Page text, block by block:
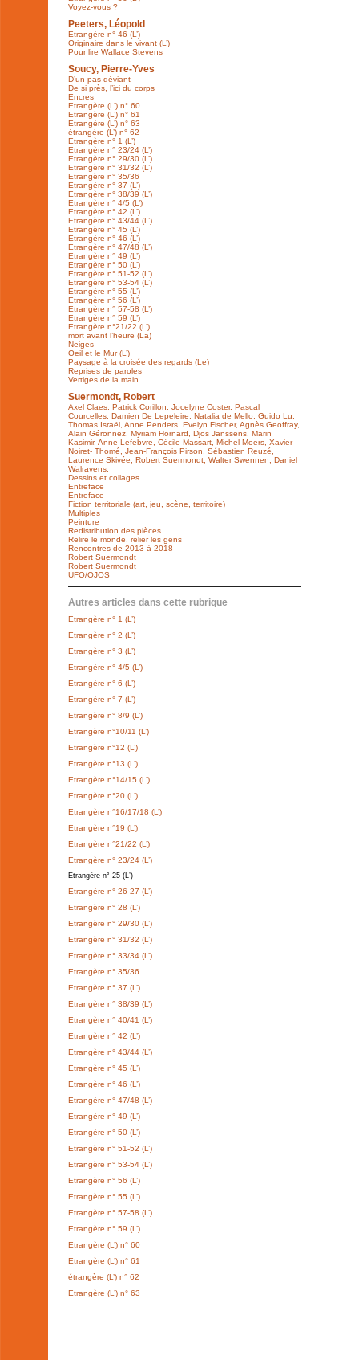
Voyez-vous ?
Peeters, Léopold
Etrangère n° 46 (L’)
Originaire dans le vivant (L’)
Pour lire Wallace Stevens
Soucy, Pierre-Yves
D’un pas déviant
De si près, l’ici du corps
Encres
Etrangère (L’) n° 60
Etrangère (L’) n° 61
Etrangère (L’) n° 63
étrangère (L’) n° 62
Etrangère n° 1 (L’)
Etrangère n° 23/24 (L’)
Etrangère n° 29/30 (L’)
Etrangère n° 31/32 (L’)
Etrangère n° 35/36
Etrangère n° 37 (L’)
Etrangère n° 38/39 (L’)
Etrangère n° 4/5 (L’)
Etrangère n° 42 (L’)
Etrangère n° 43/44 (L’)
Etrangère n° 45 (L’)
Etrangère n° 46 (L’)
Etrangère n° 47/48 (L’)
Etrangère n° 49 (L’)
Etrangère n° 50 (L’)
Etrangère n° 51-52 (L’)
Etrangère n° 53-54 (L’)
Etrangère n° 55 (L’)
Etrangère n° 56 (L’)
Etrangère n° 57-58 (L’)
Etrangère n° 59 (L’)
Etrangère n°21/22 (L’)
mort avant l’heure (La)
Neiges
Oeil et le Mur (L’)
Paysage à la croisée des regards (Le)
Reprises de paroles
Vertiges de la main
Suermondt, Robert
Axel Claes, Patrick Corillon, Jocelyne Coster, Pascal
Courcelles, Damien De Lepeleire, Natalia de Mello, Guido Lu,
Thomas Israël, Anne Penders, Evelyn Fischer, Agnès Geoffray,
Alain Géronnez, Myriam Hornard, Djos Janssens, Marin
Kasimir, Anne Lefebvre, Cécile Massart, Michel Moers, Xavier
Noiret- Thomé, Jean-François Pirson, Sébastien Reuzé,
Laurence Skivée, Robert Suermondt, Walter Swennen, Daniel
Walravens.
Dessins et collages
Entreface
Entreface
Fiction territoriale (art, jeu, scène, territoire)
Multiples
Peinture
Redistribution des pièces
Relire le monde, relier les gens
Rencontres de 2013 à 2018
Robert Suermondt
Robert Suermondt
UFO/OJOS
Autres articles dans cette rubrique
Etrangère n° 1 (L’)
Etrangère n° 2 (L’)
Etrangère n° 3 (L’)
Etrangère n° 4/5 (L’)
Etrangère n° 6 (L’)
Etrangère n° 7 (L’)
Etrangère n° 8/9 (L’)
Etrangère n°10/11 (L’)
Etrangère n°12 (L’)
Etrangère n°13 (L’)
Etrangère n°14/15 (L’)
Etrangère n°20 (L’)
Etrangère n°16/17/18 (L’)
Etrangère n°19 (L’)
Etrangère n°21/22 (L’)
Etrangère n° 23/24 (L’)
Etrangère n° 25 (L’)
Etrangère n° 26-27 (L’)
Etrangère n° 28 (L’)
Etrangère n° 29/30 (L’)
Etrangère n° 31/32 (L’)
Etrangère n° 33/34 (L’)
Etrangère n° 35/36
Etrangère n° 37 (L’)
Etrangère n° 38/39 (L’)
Etrangère n° 40/41 (L’)
Etrangère n° 42 (L’)
Etrangère n° 43/44 (L’)
Etrangère n° 45 (L’)
Etrangère n° 46 (L’)
Etrangère n° 47/48 (L’)
Etrangère n° 49 (L’)
Etrangère n° 50 (L’)
Etrangère n° 51-52 (L’)
Etrangère n° 53-54 (L’)
Etrangère n° 56 (L’)
Etrangère n° 55 (L’)
Etrangère n° 57-58 (L’)
Etrangère n° 59 (L’)
Etrangère (L’) n° 60
Etrangère (L’) n° 61
étrangère (L’) n° 62
Etrangère (L’) n° 63